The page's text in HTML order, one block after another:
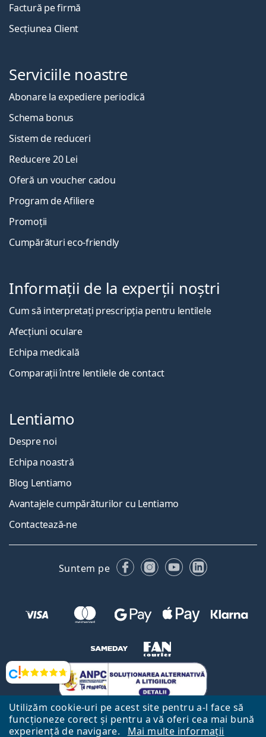
Utilizăm cookie-uri pe acest site pentru a-l face să
funcționeze corect și pentru a vă oferi cea mai bună
experiență de navigare.
Mai multe informații
Opinii
Factură pe firmă
Secțiunea Client
Serviciile noastre
Abonare la expediere periodică
Schema bonus
Sistem de reduceri
Reducere 20 Lei
Oferă un voucher cadou
Program de Afiliere
Promoții
Cumpărături eco-friendly
Informații de la experții noștri
Cum să interpretați prescripția pentru lentilele
Afecțiuni oculare
Echipa medicală
Comparații între lentilele de contact
Lentiamo
Despre noi
Echipa noastră
Blog Lentiamo
Avantajele cumpărăturilor cu Lentiamo
Contactează-ne
Suntem pe FacebookInstagram
YouTubeLinkedIn